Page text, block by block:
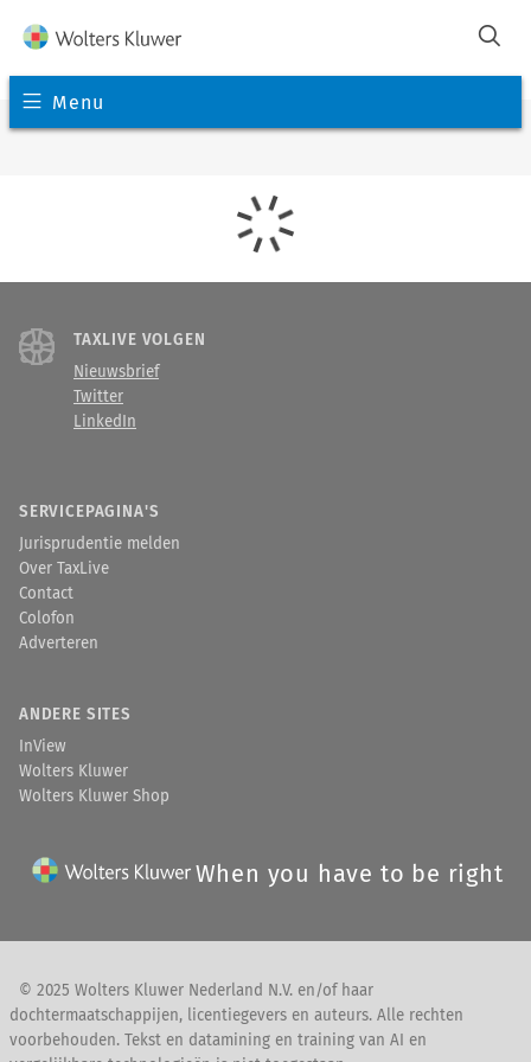
Menu
TAXLIVE VOLGEN
Nieuwsbrief
Twitter
LinkedIn
SERVICEPAGINA'S
Jurisprudentie melden
Over TaxLive
Contact
Colofon
Adverteren
ANDERE SITES
InView
Wolters Kluwer
Wolters Kluwer Shop
When you have to be right
© 2025 Wolters Kluwer Nederland N.V. en/of haar
dochtermaatschappijen, licentiegevers en auteurs. Alle rechten
voorbehouden. Tekst en datamining en training van AI en